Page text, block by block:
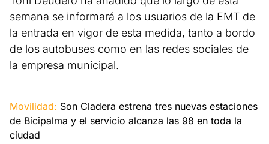
semana se informará a los usuarios de la EMT de
la entrada en vigor de esta medida, tanto a bordo
de los autobuses como en las redes sociales de
la empresa municipal.
Movilidad: Son Cladera estrena tres nuevas estaciones
de Bicipalma y el servicio alcanza las 98 en toda la
ciudad